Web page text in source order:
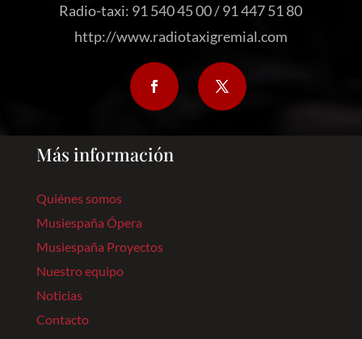
Radio-taxi: 91 540 45 00 / 91 447 51 80
http://www.radiotaxigremial.com
Más información
Quiénes somos
Musiespaña Ópera
Musiespaña Proyectos
Nuestro equipo
Noticias
Contacto